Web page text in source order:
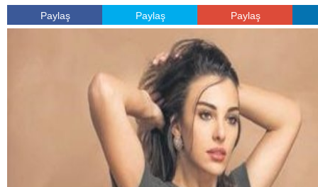
Paylaş Paylaş Paylaş